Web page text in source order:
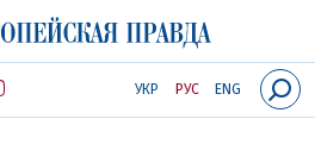
УКР РУС ENG